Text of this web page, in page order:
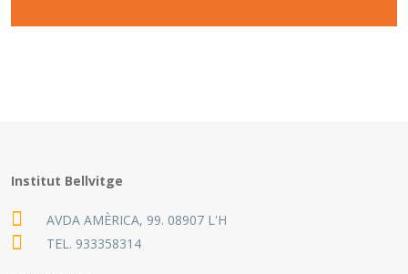
Institut Bellvitge
AVDA AMÈRICA, 99. 08907 L'H
TEL. 933358314